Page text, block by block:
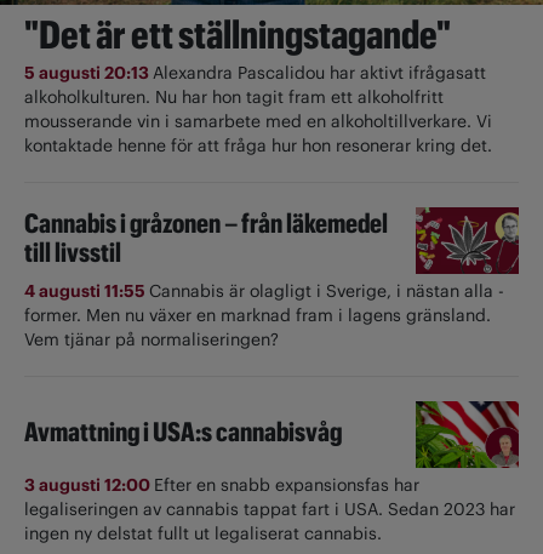
"Det är ett ställningstagande"
5 augusti 20:13Alexandra Pascalidou har aktivt ifrågasatt
alkoholkulturen. Nu har hon tagit fram ett alkoholfritt
mousserande vin i samarbete med en alkoholtillverkare. Vi
kontaktade henne för att fråga hur hon resonerar kring det.
Cannabis i gråzonen – från läkemedel
till livsstil
4 augusti 11:55 Cannabis är olagligt i ­Sverige, i nästan alla ­
former. Men nu växer en marknad fram i lagens gränsland.
Vem tjänar på normaliseringen?
Avmattning i USA:s cannabisvåg
3 augusti 12:00 Efter en snabb expansionsfas har
legaliseringen av cannabis tappat fart i USA. Sedan 2023 har
ingen ny delstat fullt ut ­legaliserat cannabis.